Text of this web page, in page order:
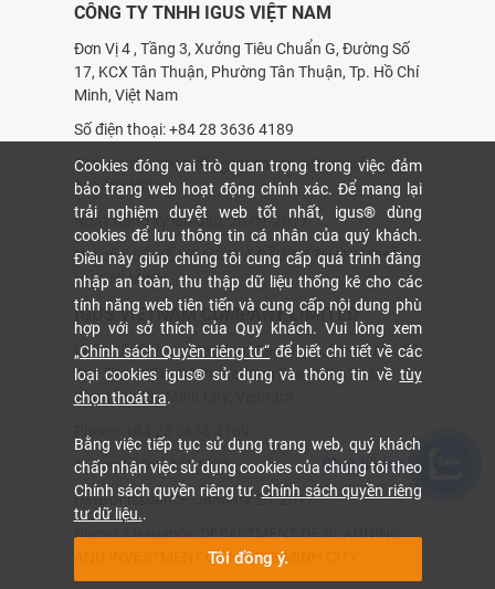
CÔNG TY TNHH IGUS VIỆT NAM
Đơn Vị 4 , Tầng 3, Xưởng Tiêu Chuẩn G, Đường Số
17, KCX Tân Thuận, Phường Tân Thuận, Tp. Hồ Chí
Minh, Việt Nam
Số điện thoại: +84 28 3636 4189
Giấy chứng nhận đăng ký doanh nghiệp số:
0314214531
Ngày đăng ký lần đầu: 20-01-2017
Nơi cấp: SỞ KẾ HOẠCH VÀ ÐẦU TƯ THÀNH PHỐ
HỒ CHÍ MINH
IGUS VIETNAM COMPANY LIMITED
Unit 4, 3rd Floor, Standard Factory G, Street No. 17,
Tan Thuan Export Processing Zone, Tan Thuan
Ward, Ho Chi Minh City, Vietnam
Tax code: 0314214531
Date of issuance: January 20, 2017
Place of issuance: DEPARTMENT OF PLANNING
AND INVESTMENT OF HO CHI MINH CITY
Cookies đóng vai trò quan trọng trong việc đảm
bảo trang web hoạt động chính xác. Để mang lại
trải nghiệm duyệt web tốt nhất, igus® dùng
cookies để lưu thông tin cá nhân của quý khách.
Điều này giúp chúng tôi cung cấp quá trình đăng
nhập an toàn, thu thập dữ liệu thống kê cho các
tính năng web tiên tiến và cung cấp nội dung phù
hợp với sở thích của Quý khách. Vui lòng xem
„Chính sách Quyền riêng tư“ để biết chi tiết về các
loại cookies igus® sử dụng và thông tin về tùy
chọn thoát ra.
Bằng việc tiếp tục sử dụng trang web, quý khách
chấp nhận việc sử dụng cookies của chúng tôi theo
Chính sách quyền riêng tư.Chính sách quyền riêng
tư dữ liệu..
Tôi đồng ý.
Chat hỗ trợ